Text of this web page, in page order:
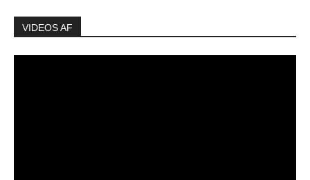
VIDEOS AF